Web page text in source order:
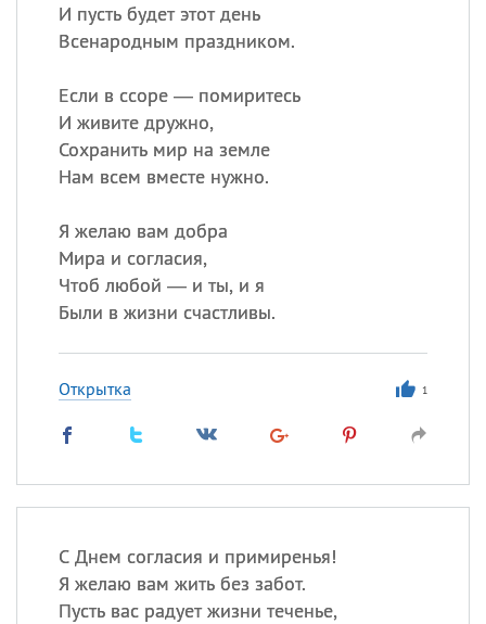
И пусть будет этот день
Всенародным праздником.
Если в ссоре — помиритесь
И живите дружно,
Сохранить мир на земле
Нам всем вместе нужно.
Я желаю вам добра
Мира и согласия,
Чтоб любой — и ты, и я
Были в жизни счастливы.
Открытка 1
С Днем согласия и примиренья!
Я желаю вам жить без забот.
Пусть вас радует жизни теченье,